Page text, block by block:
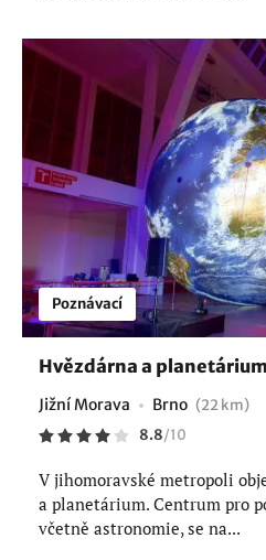
Poznávací
Hvězdárna a
Jižní Morava Brno (22 km)
8.8/10
V jihomoravské metropoli
a planetárium. Centrum pro
včetně astronomie, se na...